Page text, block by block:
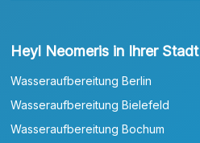
Heyl Neomeris in Ihrer Stadt
Wasseraufbereitung Berlin
Wasseraufbereitung Bielefeld
Wasseraufbereitung Bochum